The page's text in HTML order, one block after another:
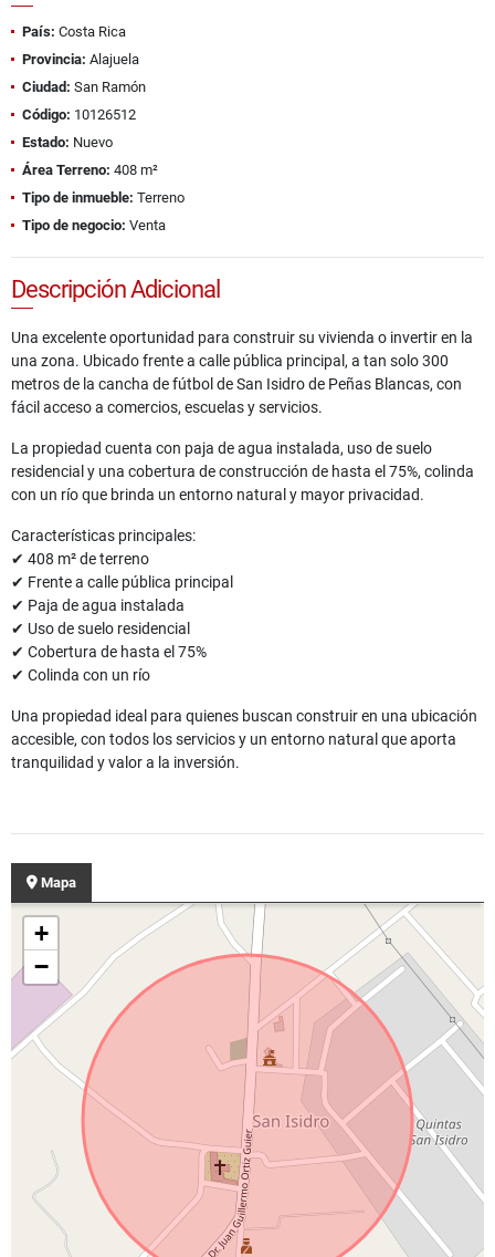
País: Costa Rica
Provincia: Alajuela
Ciudad: San Ramón
Código: 10126512
Estado: Nuevo
Área Terreno: 408 m²
Tipo de inmueble: Terreno
Tipo de negocio: Venta
Descripción Adicional
Una excelente oportunidad para construir su vivienda o invertir en la
una zona. Ubicado frente a calle pública principal, a tan solo 300
metros de la cancha de fútbol de San Isidro de Peñas Blancas, con
fácil acceso a comercios, escuelas y servicios.
La propiedad cuenta con paja de agua instalada, uso de suelo
residencial y una cobertura de construcción de hasta el 75%, colinda
con un río que brinda un entorno natural y mayor privacidad.
Características principales:
✔ 408 m² de terreno
✔ Frente a calle pública principal
✔ Paja de agua instalada
✔ Uso de suelo residencial
✔ Cobertura de hasta el 75%
✔ Colinda con un río
Una propiedad ideal para quienes buscan construir en una ubicación
accesible, con todos los servicios y un entorno natural que aporta
tranquilidad y valor a la inversión.
Mapa
+
−